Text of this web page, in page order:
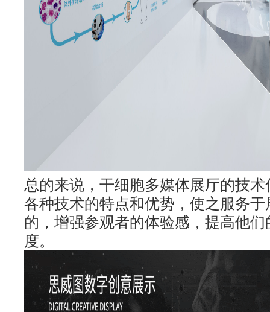
总的来说，干细胞多媒体展厅的技
各种技术的特点和优势，使之服务
的，增强参观者的体验感，提高他
度。